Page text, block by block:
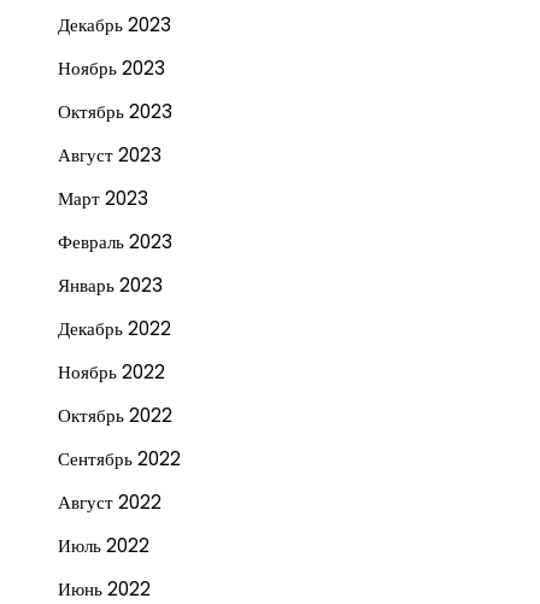
Декабрь 2023
Ноябрь 2023
Октябрь 2023
Август 2023
Март 2023
Февраль 2023
Январь 2023
Декабрь 2022
Ноябрь 2022
Октябрь 2022
Сентябрь 2022
Август 2022
Июль 2022
Июнь 2022